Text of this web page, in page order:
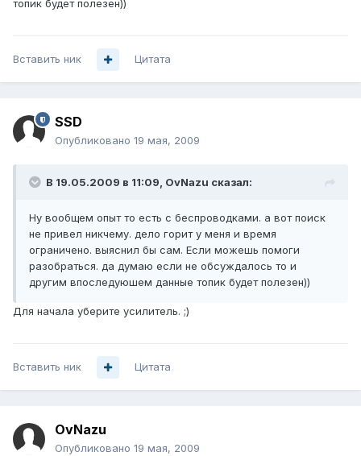
топик будет полезен))
Вставить ник Цитата
SSD
Опубликовано 19 мая, 2009
В 19.05.2009 в 11:09, OvNazu сказал:
Ну вообщем опыт то есть с беспроводками. а вот поиск
не привел никчему. дело горит у меня и время
ограничено. выяснил бы сам. Если можешь помоги
разобраться. да думаю если не обсуждалось то и
другим впоследуюшем данные топик будет полезен))
Для начала уберите усилитель. ;)
Вставить ник Цитата
OvNazu
Опубликовано 19 мая, 2009